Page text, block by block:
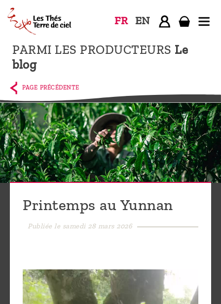
PARMI LES PRODUCTEURS Le
blog
FR EN
Accueil
La
boutique
Terre de
Ciel
Parmi les
producteurs,
le blog
Qui
sommes-
nous ?
Comment
infuser
PAGE PRÉCÉDENTE
Printemps au Yunnan
Publiée le samedi 28 mars 2026